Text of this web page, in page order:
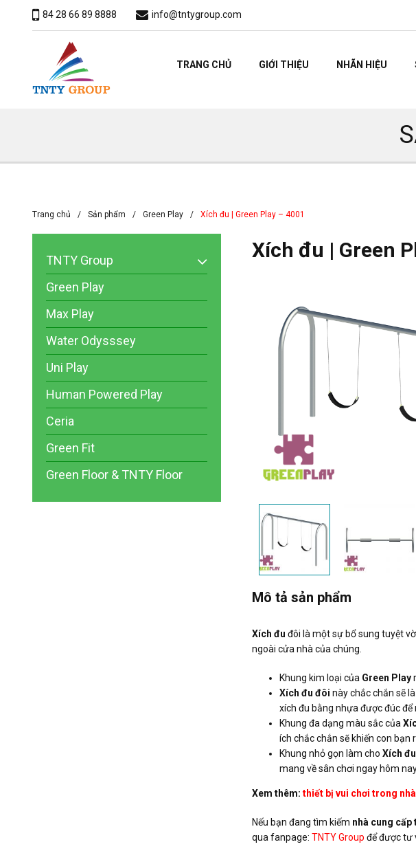
84 28 66 89 8888 info@tntygroup.com
TRANG CHỦ GIỚI THIỆU NHÃN HIỆU
Trang chủ Sản phẩm Green Play Xích đu | Green Play – 4001
Xích đu | Green
Mô tả sản phẩm
Xích đu đôi là một sự bổ sung tuyệt
ngoài cửa nhà của chúng.
Khung kim loại của Green Play
Xích đu đôi này chắc chắn sẽ
xích đu bằng nhựa được đúc
Khung đa dạng màu sắc của
ích chắc chắn sẽ khiến con bạn
Khung nhỏ gọn làm cho Xích
mang về sân chơi ngay hôm
Xem thêm: thiết bị vui chơi trong
Nếu bạn đang tìm kiếm nhà cung cấp
qua fanpage: TNTY Group để được tư
TNTY Group
Green Play
Max Play
Water Odysssey
Uni Play
Human Powered Play
Ceria
Green Fit
Green Floor & TNTY Floor